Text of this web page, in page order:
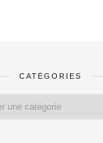
CATÉGORIES